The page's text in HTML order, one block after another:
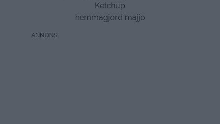
Ketchup
hemmagjord majjo